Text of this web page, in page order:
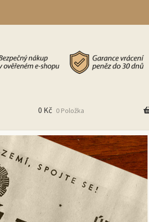
0 Kč 0 Položka